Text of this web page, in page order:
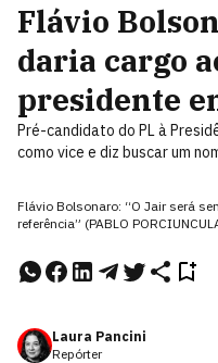
Flávio
daria cargo
presidente
Pré-candidato do PL à
como vice e diz buscar um
Flávio Bolsonaro: “O Jair será
referência” (PABLO
Laura Pancini
Repórter